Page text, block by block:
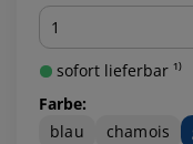
Menge
sofort lieferbar ¹⁾
Farbe:
blau
chamois